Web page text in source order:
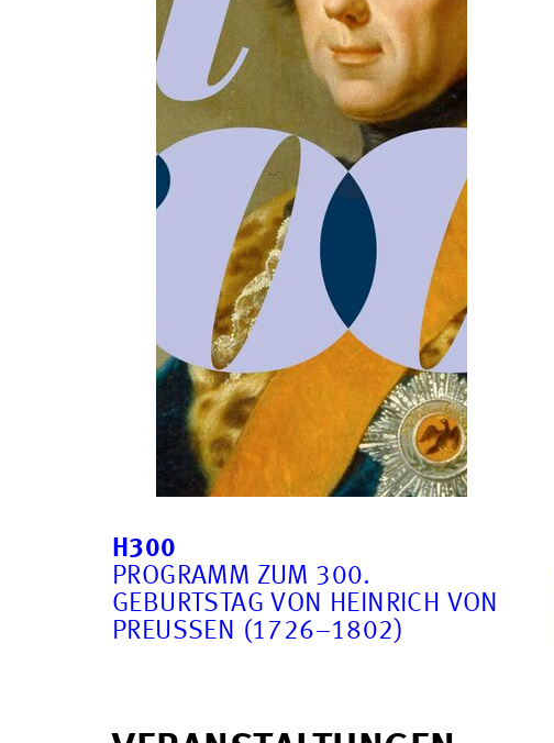
H300
PROGRAMM ZUM 300.
GEBURTSTAG VON HEINRICH VON
PREUSSEN (1726–1802)